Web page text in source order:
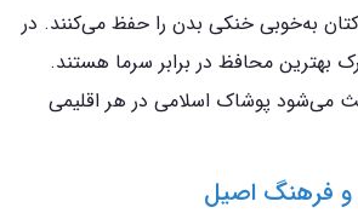
کتان به‌خوبی خنکی بدن را حفظ می‌کنند. در
بهترین محافظ در برابر سرما هستند.
می‌شود پوشاک اسلامی در هر اقلیمی